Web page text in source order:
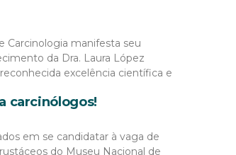
Carcinologia manifesta seu
da Dra. Laura López
excelência científica e
carcinólogos!
em se candidatar à vaga de
do Museu Nacional de